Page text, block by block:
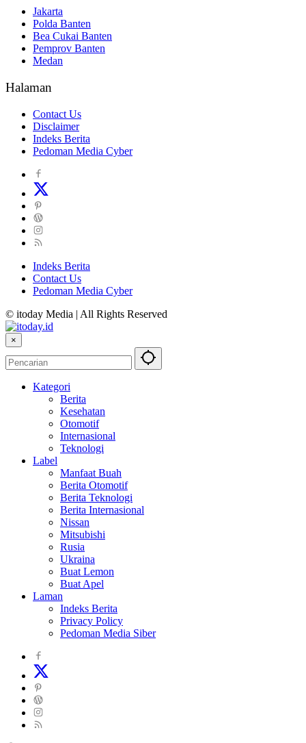
Jakarta
Polda Banten
Bea Cukai Banten
Pemprov Banten
Medan
Halaman
Contact Us
Disclaimer
Indeks Berita
Pedoman Media Cyber
Indeks Berita
Contact Us
Pedoman Media Cyber
© itoday Media | All Rights Reserved
×
Kategori
Berita
Kesehatan
Otomotif
Internasional
Teknologi
Label
Manfaat Buah
Berita Otomotif
Berita Teknologi
Berita Internasional
Nissan
Mitsubishi
Rusia
Ukraina
Buat Lemon
Buat Apel
Laman
Indeks Berita
Privacy Policy
Pedoman Media Siber